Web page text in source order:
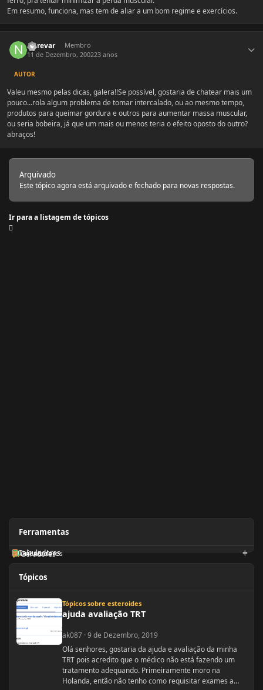
Em resumo, funciona, mas tem de aliar a um bom regime e exercícios.
Nerevar
Membro
11 de Dezembro, 200223 anos
AUTOR
Valeu mesmo pelas dicas, galera!!Se possível, gostaria de chatear mais um
pouco...rola algum problema de tomar intercalado, ou ao mesmo tempo,
produtos para queimar gordura e outros para aumentar massa muscular,
ou seria bobeira, já que um mais ou menos teria o efeito oposto do outro?
abraços!
Arquivado
Este tópico agora está arquivado e fechado para novas respostas.
Ir para a listagem de tópicos
Ferramentas
Geradores
Orientadores
Calculadoras
Tópicos
ajuda avaliação TRT
Tópicos sobre esteroides
ajuda avaliação TRT
ak087 ·9 de Dezembro, 2019
Olá senhores, gostaria da ajuda e avaliação da minha
TRT pois acredito que o médico não está fazendo um
tratamento adequando. Primeiramente moro na
Holanda, então não tenho como requisitar exames a